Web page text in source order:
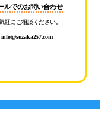
ルでのお問い合わせ
軽にご相談ください。
info@suzaka257.com